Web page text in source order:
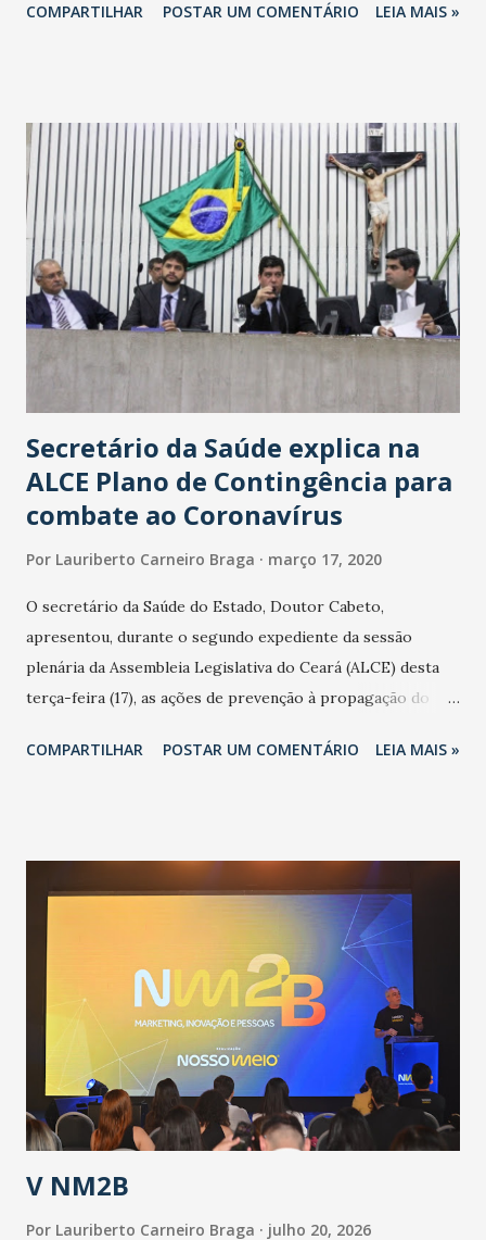
Havan Fortaleza ainda não foi anunciada oficialmente, mas
COMPARTILHAR POSTAR UM COMENTÁRIO LEIA MAIS »
Secretário da Saúde explica na
ALCE Plano de Contingência para
combate ao Coronavírus
Por Lauriberto Carneiro Braga março 17, 2020
O secretário da Saúde do Estado, Doutor Cabeto,
apresentou, durante o segundo expediente da sessão
plenária da Assembleia Legislativa do Ceará (ALCE) desta
terça-feira (17), as ações de prevenção à propagação do
adotadas pelo Governo do Estado na contenção da
população suspeita e de cuidados com os ambientes
públicos e domiciliares. “Nós não estamos vivendo uma
epidemia comum, como temos em todos os anos, com
aumento de casos de dengue, influenza ou H1N1. Trata-se
de uma epidemia com um vírus diferente, com um poder de
contaminação maior que outros coronavírus”, apontou o
secretário. Segundo ele, é uma epidemia com chance de
contaminação alta, podendo gerar um grande risco à
população e ao sistema de saúde. “Precisamos saber fazer a
estratificação do risco da doença, para não so...
COMPARTILHAR POSTAR UM COMENTÁRIO LEIA MAIS »
V NM2B
Por Lauriberto Carneiro Braga julho 20, 2026